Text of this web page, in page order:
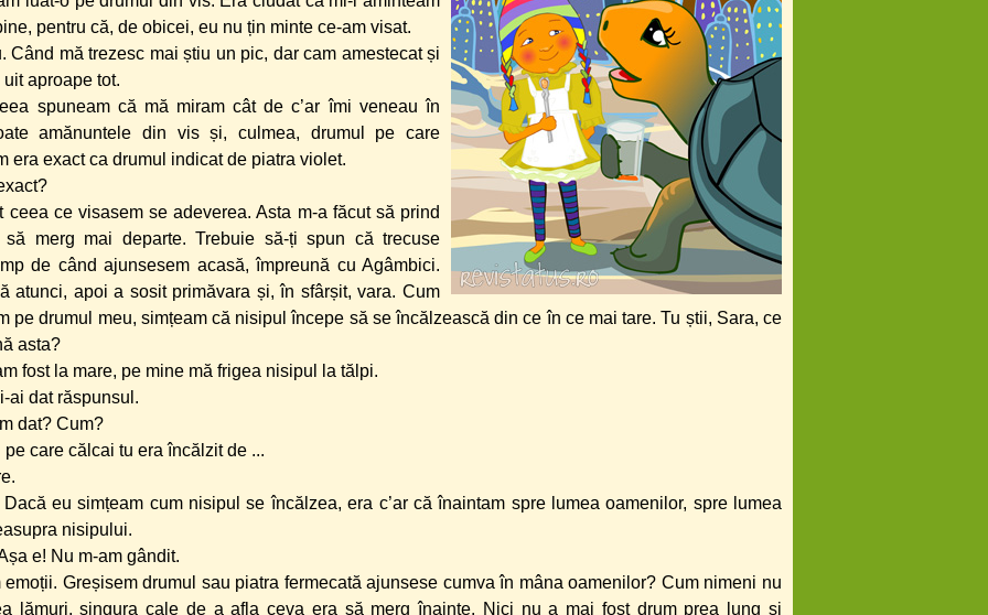
pentru că, de obicei, eu nu țin minte ce-am visat.
Când mă trezesc mai știu un pic, dar cam amestecat și
aproape tot.
spuneam că mă miram cât de c’ar îmi veneau în
amănuntele din vis și, culmea, drumul pe care
era exact ca drumul indicat de piatra violet.
ceea ce visasem se adeverea. Asta m-a făcut să prind
merg mai departe. Trebuie să-ți spun că trecuse
de când ajunsesem acasă, împreună cu Agâmbici.
atunci, apoi a sosit primăvara și, în sfârșit, vara. Cum
pe drumul meu, simțeam că nisipul începe să se încălzească din ce în ce mai tare. Tu știi, Sara, ce
asta?
fost la mare, pe mine mă frigea nisipul la tălpi.
ai dat răspunsul.
dat? Cum?
care călcai tu era încălzit de ...
eu simțeam cum nisipul se încălzea, era c’ar că înaintam spre lumea oamenilor, spre lumea
nisipului.
e! Nu m-am gândit.
emoții. Greșisem drumul sau piatra fermecată ajunsese cumva în mâna oamenilor? Cum nimeni nu
lămuri, singura cale de a afla ceva era să merg înainte. Nici nu a mai fost drum prea lung și